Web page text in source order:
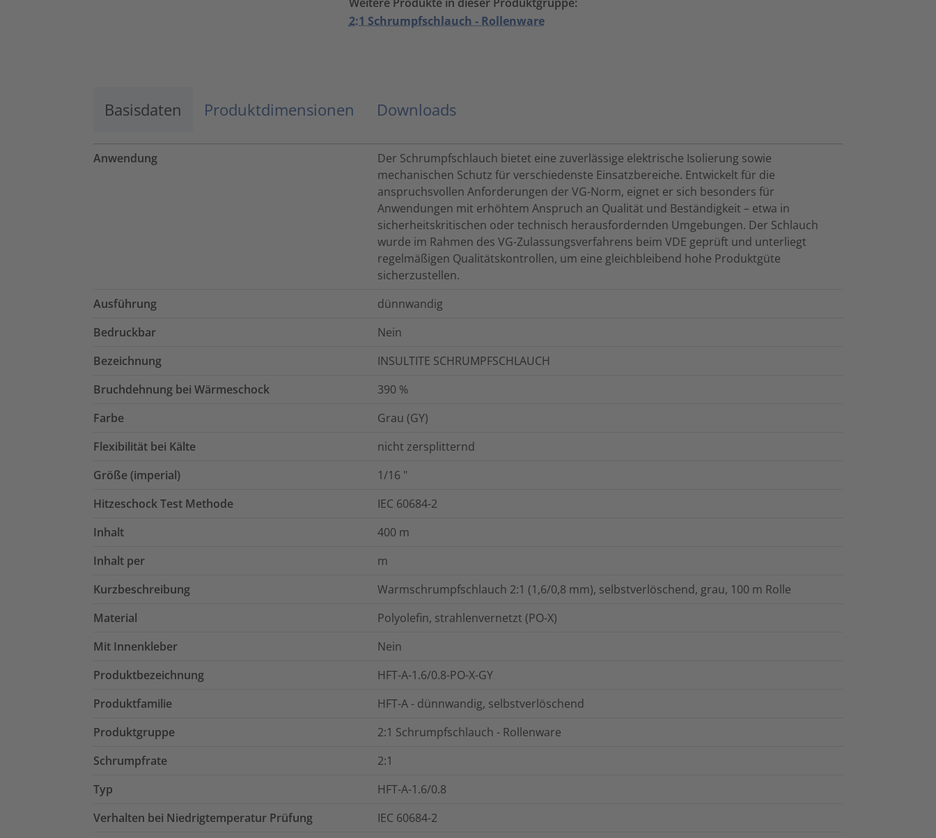
2:1 Schrumpfschlauch - Rollenware
Basisdaten Produktdimensionen Downloads
Anwendung
Der Schrumpfschlauch bietet eine zuverlässige elektrische Isolierung sowie
mechanischen Schutz für verschiedenste Einsatzbereiche. Entwickelt für die
anspruchsvollen Anforderungen der VG-Norm, eignet er sich besonders für
Anwendungen mit erhöhtem Anspruch an Qualität und Beständigkeit – etwa in
sicherheitskritischen oder technisch herausfordernden Umgebungen. Der Schlauch
wurde im Rahmen des VG-Zulassungsverfahrens beim VDE geprüft und unterliegt
regelmäßigen Qualitätskontrollen, um eine gleichbleibend hohe Produktgüte
sicherzustellen.
Ausführung
dünnwandig
Bedruckbar
Nein
Bezeichnung
INSULTITE SCHRUMPFSCHLAUCH
Bruchdehnung bei Wärmeschock
390 %
Farbe
Grau (GY)
Flexibilität bei Kälte
nicht zersplitternd
Größe (imperial)
1/16 "
Hitzeschock Test Methode
IEC 60684-2
Inhalt
400 m
Inhalt per
m
Kurzbeschreibung
Warmschrumpfschlauch 2:1 (1,6/0,8 mm), selbstverlöschend, grau, 100 m Rolle
Material
Polyolefin, strahlenvernetzt (PO-X)
Mit Innenkleber
Nein
Produktbezeichnung
HFT-A-1.6/0.8-PO-X-GY
Produktfamilie
HFT-A - dünnwandig, selbstverlöschend
Produktgruppe
2:1 Schrumpfschlauch - Rollenware
Schrumpfrate
2:1
Typ
HFT-A-1.6/0.8
Verhalten bei Niedrigtemperatur Prüfung
IEC 60684-2